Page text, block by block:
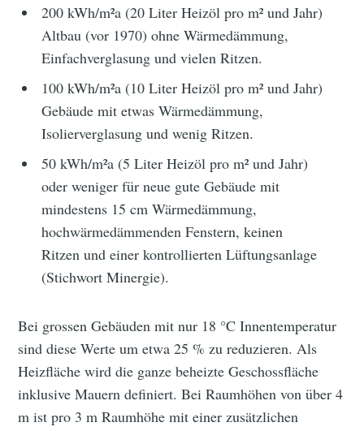
200 kWh/m²a (20 Liter Heizöl pro m² und Jahr)
Altbau (vor 1970) ohne Wärmedämmung,
Einfachverglasung und vielen Ritzen.
100 kWh/m²a (10 Liter Heizöl pro m² und Jahr)
Gebäude mit etwas Wärmedämmung,
Isolierverglasung und wenig Ritzen.
50 kWh/m²a (5 Liter Heizöl pro m² und Jahr)
oder weniger für neue gute Gebäude mit
mindestens 15 cm Wärmedämmung,
hochwärmedämmenden Fenstern, keinen
Ritzen und einer kontrollierten Lüftungsanlage
(Stichwort Minergie).
Bei grossen Gebäuden mit nur 18 °C Innentemperatur
sind diese Werte um etwa 25 % zu reduzieren. Als
Heizfläche wird die ganze beheizte Geschossfläche
inklusive Mauern definiert. Bei Raumhöhen von über 4
m ist pro 3 m Raumhöhe mit einer zusätzlichen